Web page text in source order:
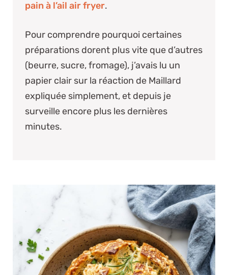
pain à l’ail air fryer.
Pour comprendre pourquoi certaines
préparations dorent plus vite que d’autres
(beurre, sucre, fromage), j’avais lu un
papier clair sur la réaction de Maillard
expliquée simplement, et depuis je
surveille encore plus les dernières
minutes.